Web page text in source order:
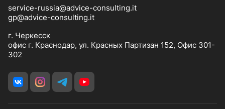
service-russia@advice-consulting.it
gp@advice-consulting.it
г. Черкесск
офис г. Краснодар, ул. Красных Партизан 152, Офис 301-
302